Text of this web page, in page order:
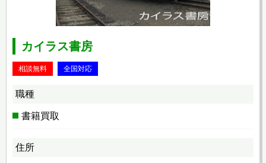
カイラス書房
相談無料 全国対応
職種
書籍買取
住所